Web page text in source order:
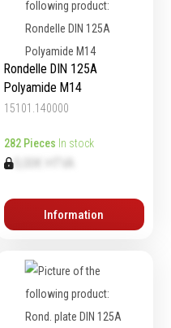
Rondelle DIN 125A
Polyamide M14
15101.140000
282 Pieces In stock
Information